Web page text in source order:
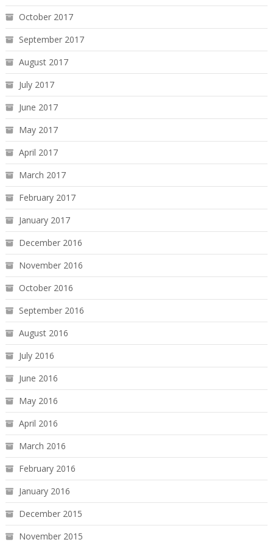
October 2017
September 2017
August 2017
July 2017
June 2017
May 2017
April 2017
March 2017
February 2017
January 2017
December 2016
November 2016
October 2016
September 2016
August 2016
July 2016
June 2016
May 2016
April 2016
March 2016
February 2016
January 2016
December 2015
November 2015